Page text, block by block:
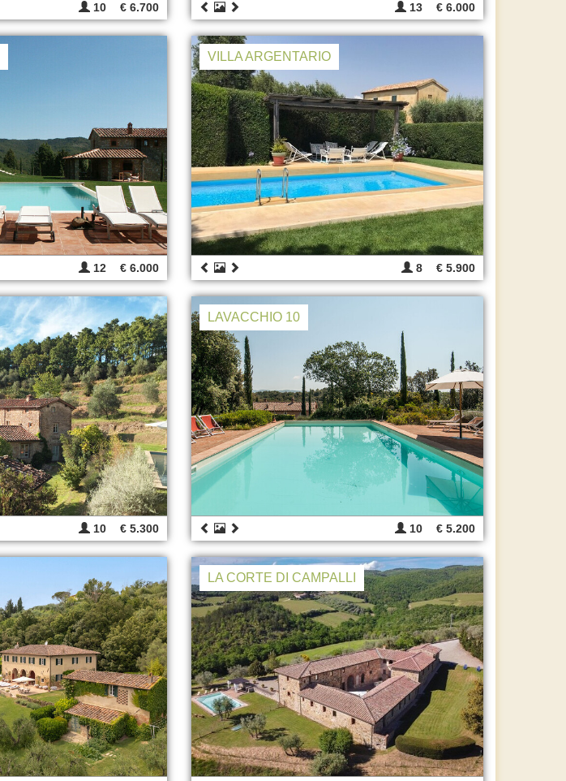
10 € 6.700 13 € 6.000
12 € 6.000
VILLA ARGENTARIO
8 € 5.900
10 € 5.300
LAVACCHIO 10
10 € 5.200
LA CORTE DI CAMPALLI